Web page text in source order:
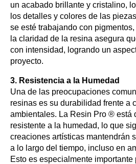
un acabado brillante y cristalino,
los detalles y colores de las
se esté trabajando con
la claridad de la resina asegura
con intensidad, logrando un
proyecto.
3. Resistencia a la Humedad
Una de las preocupaciones
resinas es su durabilidad frente a
ambientales. La Resin Pro ® está
resistente a la humedad, lo que
creaciones artísticas mantendrán
a lo largo del tiempo, incluso en
Esto es especialmente